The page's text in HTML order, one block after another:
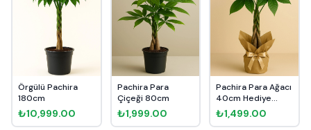
Örgülü Pachira
180cm
₺10,999.00
Pachira Para
Çiçeği 80cm
₺1,999.00
Pachira Para Ağacı
40cm Hediye
Paketli
₺1,499.00